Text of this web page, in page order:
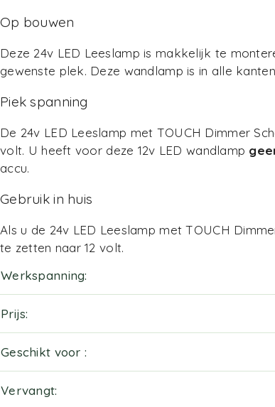
Op bouwen
Deze 24v LED Leeslamp is makkelijk te
gewenste plek. Deze wandlamp is in alle
Piek spanning
De 24v LED Leeslamp met TOUCH Dimmer
volt. U heeft voor deze 12v LED wandlamp
accu.
Gebruik in huis
Als u de 24v LED Leeslamp met TOUCH
te zetten naar 12 volt.
Werkspanning
Prijs
Geschikt voor
Vervangt